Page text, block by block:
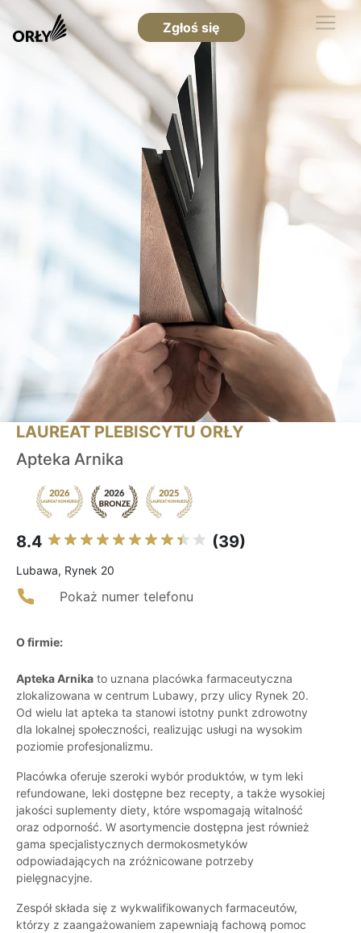
Zgłoś się
LAUREAT PLEBISCYTU ORŁY
Apteka Arnika
8.4 (39)
Lubawa, Rynek 20
Pokaż numer telefonu
O firmie:
Apteka Arnika to uznana placówka farmaceutyczna
zlokalizowana w centrum Lubawy, przy ulicy Rynek 20.
Od wielu lat apteka ta stanowi istotny punkt zdrowotny
dla lokalnej społeczności, realizując usługi na wysokim
poziomie profesjonalizmu.
Placówka oferuje szeroki wybór produktów, w tym leki
refundowane, leki dostępne bez recepty, a także wysokiej
jakości suplementy diety, które wspomagają witalność
oraz odporność. W asortymencie dostępna jest również
gama specjalistycznych dermokosmetyków
odpowiadających na zróżnicowane potrzeby
pielęgnacyjne.
Zespół składa się z wykwalifikowanych farmaceutów,
którzy z zaangażowaniem zapewniają fachową pomoc